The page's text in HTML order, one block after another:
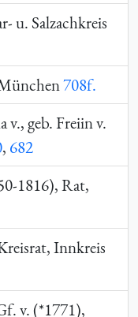
u. Salzachkreis
708f.
v., geb. Freiin v.
, 682
1816), Rat,
Innkreis
v. (*1771),